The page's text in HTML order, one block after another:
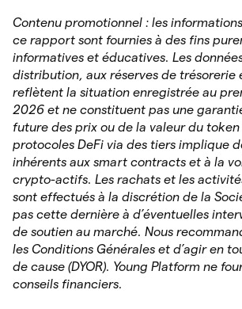
Contenu promotionnel : les
ce rapport sont fournies à des fins
informatives et éducatives. Les
distribution, aux réserves de trésorerie
reflètent la situation enregistrée au
2026 et ne constituent pas une
future des prix ou de la valeur du token
protocoles DeFi via des tiers implique
inhérents aux smart contracts et à la
crypto-actifs. Les rachats et les
sont effectués à la discrétion de la
pas cette dernière à d’éventuelles
de soutien au marché. Nous
les Conditions Générales et d’agir en
de cause (DYOR). Young Platform ne
conseils financiers.